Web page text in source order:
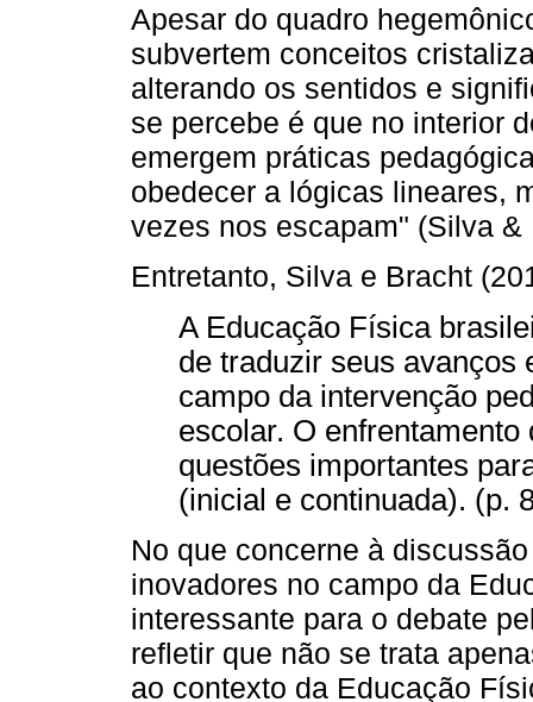
Apesar do quadro
subvertem conceitos
alterando os sentidos e
se percebe é que no interior
emergem práticas
obedecer a lógicas lineares,
vezes nos escapam" (Silva &
Entretanto, Silva e Bracht
A Educação Física
de traduzir seus avanços
campo da intervenção
escolar. O
questões importantes
(inicial e continuada). (p.
No que concerne à
inovadores no campo da
interessante para o debate
refletir que não se trata
ao contexto da Educação